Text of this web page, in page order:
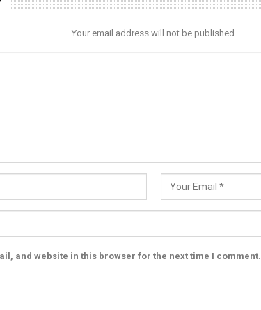
Your email address will not be published.
and website in this browser for the next time I comment.